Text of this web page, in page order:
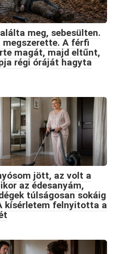
meg, sebesülten.
A férfi
magát, majd eltűnt,
régi óráját hagyta
jött, az volt a
az édesanyám,
túlságosan sokáig
kísérletem felnyitotta a